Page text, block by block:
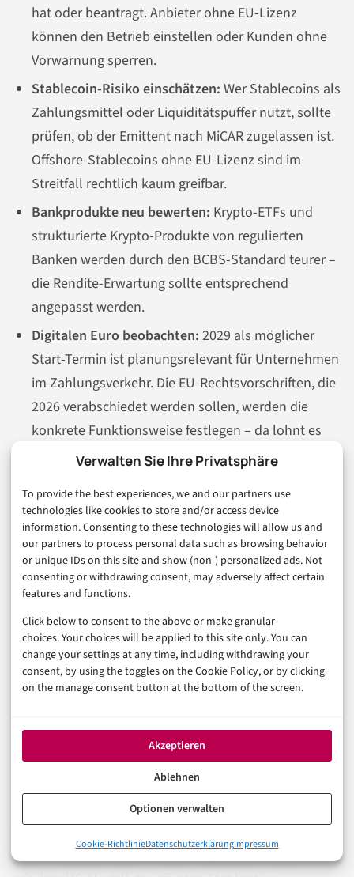
Verwalten Sie Ihre Privatsphäre
To provide the best experiences, we and our partners use
technologies like cookies to store and/or access device
information. Consenting to these technologies will allow us and
our partners to process personal data such as browsing behavior
or unique IDs on this site and show (non-) personalized ads. Not
consenting or withdrawing consent, may adversely affect certain
features and functions.
Click below to consent to the above or make granular
choices. Your choices will be applied to this site only. You can
change your settings at any time, including withdrawing your
consent, by using the toggles on the Cookie Policy, or by clicking
on the manage consent button at the bottom of the screen.
Akzeptieren
Ablehnen
Optionen verwalten
Cookie-RichtlinieDatenschutzerklärungImpressum
hat oder beantragt. Anbieter ohne EU-Lizenz
können den Betrieb einstellen oder Kunden ohne
Vorwarnung sperren.
Stablecoin-Risiko einschätzen: Wer Stablecoins als
Zahlungsmittel oder Liquiditätspuffer nutzt, sollte
prüfen, ob der Emittent nach MiCAR zugelassen ist.
Offshore-Stablecoins ohne EU-Lizenz sind im
Streitfall rechtlich kaum greifbar.
Bankprodukte neu bewerten: Krypto-ETFs und
strukturierte Krypto-Produkte von regulierten
Banken werden durch den BCBS-Standard teurer –
die Rendite-Erwartung sollte entsprechend
angepasst werden.
Digitalen Euro beobachten: 2029 als möglicher
Start-Termin ist planungsrelevant für Unternehmen
im Zahlungsverkehr. Die EU-Rechtsvorschriften, die
2026 verabschiedet werden sollen, werden die
konkrete Funktionsweise festlegen – da lohnt es
sich, die Konsultationsphasen zu verfolgen.
Was bleibt – und was noch
offen ist
Der Regulierungsrahmen für Kryptowährungen in
Europa ist kein fertiges Gebäude, sondern eine
Baustelle mit konkretem Zeitplan. MiCAR schafft
Rechtssicherheit für lizenzierte Anbieter, DAC8 beendet
die steuerliche Grauzone, und der BCBS-Standard
Unter dem Strich ist das eine solide Basis – aber die
entscheidenden Fragen bleiben offen.
Werden MiCAR-konforme Euro-Stablecoins bis 2029 so
verbreitet sein, dass der digitale Euro keinen Markt
mehr vorfindet? Kann Europa im globalen Wettbewerb
Was jetzt wirklich gilt: Das Regulierungspaket im Überblick